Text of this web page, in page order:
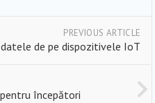
PREVIOUS ARTICLE
de pe dispozitivele IoT
începători